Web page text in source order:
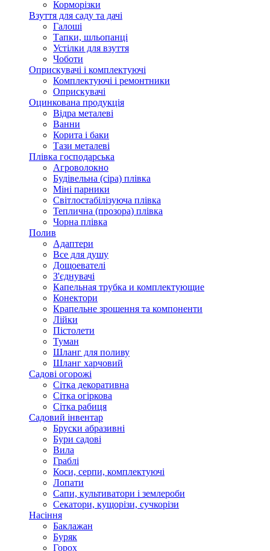
Корморізки
Взуття для саду та дачі
Галоші
Тапки, шльопанці
Устілки для взуття
Чоботи
Оприскувачі і комплектуючі
Комплектуючі і ремонтники
Оприскувачі
Оцинкована продукція
Відра металеві
Ванни
Корита і баки
Тази металеві
Плівка господарська
Агроволокно
Будівельна (сіра) плівка
Міні парники
Світлостабілізуюча плівка
Теплична (прозора) плівка
Чорна плівка
Полив
Адаптери
Все для душу
Дощоевателі
З'єднувачі
Капельная трубка и комплектующие
Конектори
Крапельне зрошення та компоненти
Лійки
Пістолети
Туман
Шланг для поливу
Шланг харчовий
Садові огорожі
Сітка декоративна
Сітка огіркова
Сітка рабиця
Садовий інвентар
Бруски абразивні
Бури садові
Вила
Граблі
Коси, серпи, комплектуючі
Лопати
Сапи, культиватори і землероби
Секатори, кущорізи, сучкорізи
Насіння
Баклажан
Буряк
Горох